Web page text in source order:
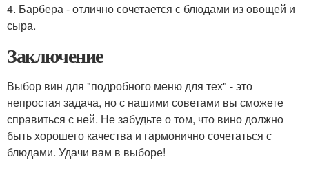
4. Барбера - отлично сочетается с блюдами из овощей и
сыра.
Заключение
Выбор вин для "подробного меню для тех" - это
непростая задача, но с нашими советами вы сможете
справиться с ней. Не забудьте о том, что вино должно
быть хорошего качества и гармонично сочетаться с
блюдами. Удачи вам в выборе!